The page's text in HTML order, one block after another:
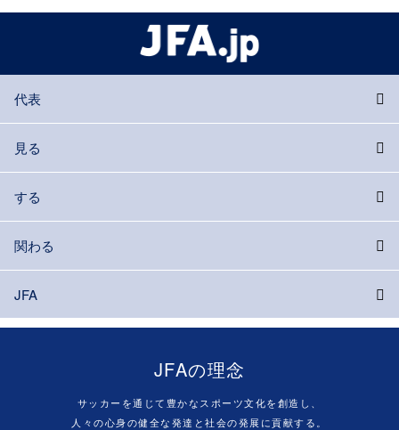
代表
見る
する
関わる
JFA
JFAの理念
サッカーを通じて豊かなスポーツ文化を創造し、
人々の心身の健全な発達と社会の発展に貢献する。